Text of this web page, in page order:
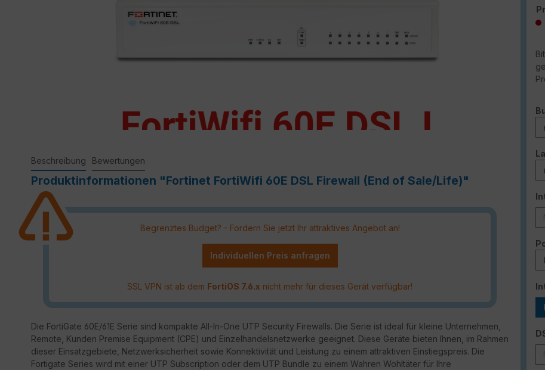
Beschreibung Bewertungen
Produktinformationen "Fortinet FortiWifi 60E DSL Firewall (End of Sale/Life)"
Begrenztes Budget? - Fordern Sie jetzt Ihr attraktives Angebot an!
Individuellen Preis anfragen
SSL VPN ist ab dem FortiOS 7.6.x nicht mehr für dieses Gerät verfügbar!
Die FortiGate 60E/61E Serie sind kompakte All-In-One UTP Security Firewalls. Die Serie ist ideal für kleine Unternehmen,
Remote, Kunden Premise Equipment (CPE) und Einzelhandelsnetzwerke geeignet. Diese Geräte bieten Ihnen, im Rahmen
dieser Einsatzgebiete, Netzwerksicherheit sowie Konnektivität und Leistung zu einem attraktiven Einstiegspreis. Die
Fortigate Series wird mit einer UTP Subscription oder dem UTP Bundle zu einem Wahren Wohltäter für Ihre